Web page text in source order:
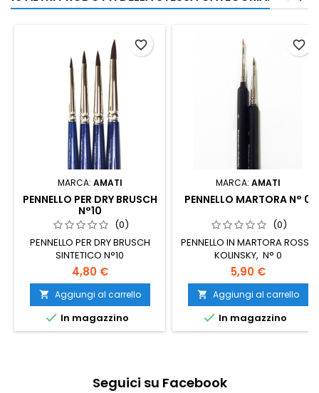
MARCA: AMATI
PENNELLO PER DRY BRUSCH
N°10
(0)
PENNELLO PER DRY BRUSCH
SINTETICO N°10
4,80 €
 Aggiungi al carrello
 In magazzino
favorite_border
MARCA: AMATI
PENNELLO MARTORA N° 0
(0)
PENNELLO IN MARTORA ROSSA
KOLINSKY, N° 0
5,90 €
 Aggiungi al carrello
 In magazzino
favorite_border
Seguici su Facebook